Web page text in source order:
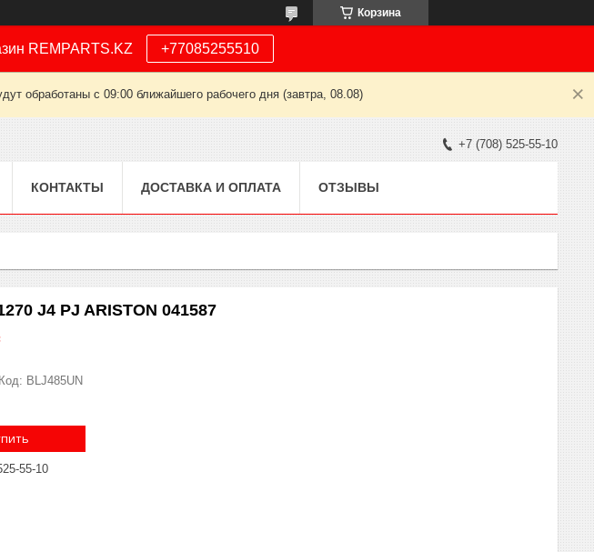
Корзина
REMPARTS.KZ +77085255510
обработаны с 09:00 ближайшего рабочего дня (завтра, 08.08)
+7 (708) 525-55-10
КОНТАКТЫ ДОСТАВКА И ОПЛАТА ОТЗЫВЫ
J4 PJ ARISTON 041587
Код: BLJ485UN
55-10